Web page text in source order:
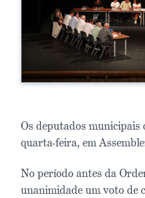
Os deputados municipais
quarta-feira, em
No período antes da
unanimidade um voto de